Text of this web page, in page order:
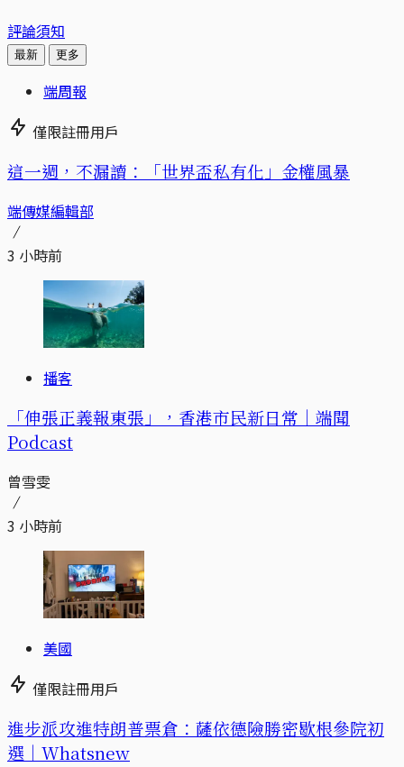
評論須知
最新 更多
端周報
僅限註冊用戶
這一週，不漏讀：「世界盃私有化」金權風暴
端傳媒編輯部
3 小時前
播客
「伸張正義報東張」，香港市民新日常｜端聞
Podcast
曾雪雯
3 小時前
美國
僅限註冊用戶
進步派攻進特朗普票倉：薩依德險勝密歇根參院初
選｜Whatsnew